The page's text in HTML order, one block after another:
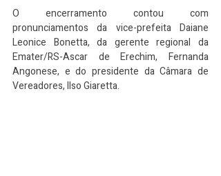
O encerramento contou com
pronunciamentos da vice-prefeita Daiane
Leonice Bonetta, da gerente regional da
Emater/RS-Ascar de Erechim, Fernanda
Angonese, e do presidente da Câmara de
Vereadores, Ilso Giaretta.